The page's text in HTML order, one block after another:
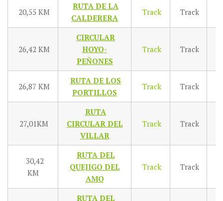
20,55 KM
RUTA DE LA
CALDERERA
Track Track
26,42 KM
CIRCULAR
HOYO-
PEÑONES
Track Track
26,87 KM
RUTA DE LOS
PORTILLOS
Track Track
27,01KM
RUTA
CIRCULAR DEL
VILLAR
Track Track
30,42
KM
RUTA DEL
QUEJIGO DEL
AMO
Track Track
RUTA DEL